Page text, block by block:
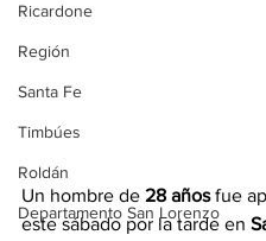
Ricardone
Región
Santa Fe
Timbúes
Roldán
Departamento San Lorenzo
Un hombre de 28 años fue
este sábado por la tarde en